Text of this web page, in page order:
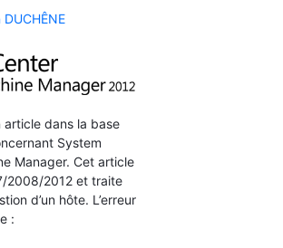
dans la base
System
Manager. Cet article
2008/2012 et traite
d’un hôte. L’erreur
: